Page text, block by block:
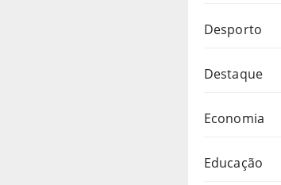
Desporto
Destaque
Economia
Educação